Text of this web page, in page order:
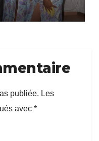
publiée. Les
avec *